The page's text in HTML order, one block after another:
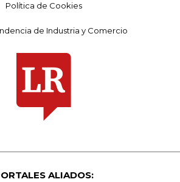
Política de Cookies
de Industria y Comercio
ALIADOS: